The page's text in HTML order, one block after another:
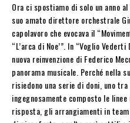
Ora ci spostiamo di solo un anno
suo amato direttore orchestrale
capolavoro che evocava il
“L’arca di Noe’”. In “Voglio
nuova reinvenzione di Federico
panorama musicale. Perché nella
risiedono una serie di doni, uno
ingegnosamente composto le
risposta, gli arrangiamenti in